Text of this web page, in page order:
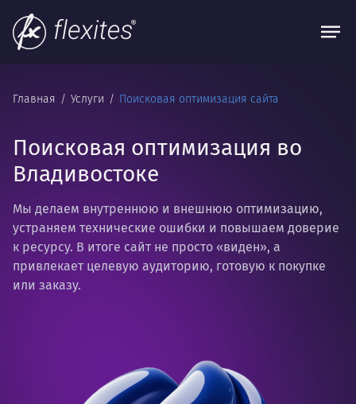
Главная Услуги Поисковая оптимизация сайта
Поисковая оптимизация во
Владивостоке
Мы делаем внутреннюю и внешнюю оптимизацию,
устраняем технические ошибки и повышаем доверие
к ресурсу. В итоге сайт не просто «виден», а
привлекает целевую аудиторию, готовую к покупке
или заказу.